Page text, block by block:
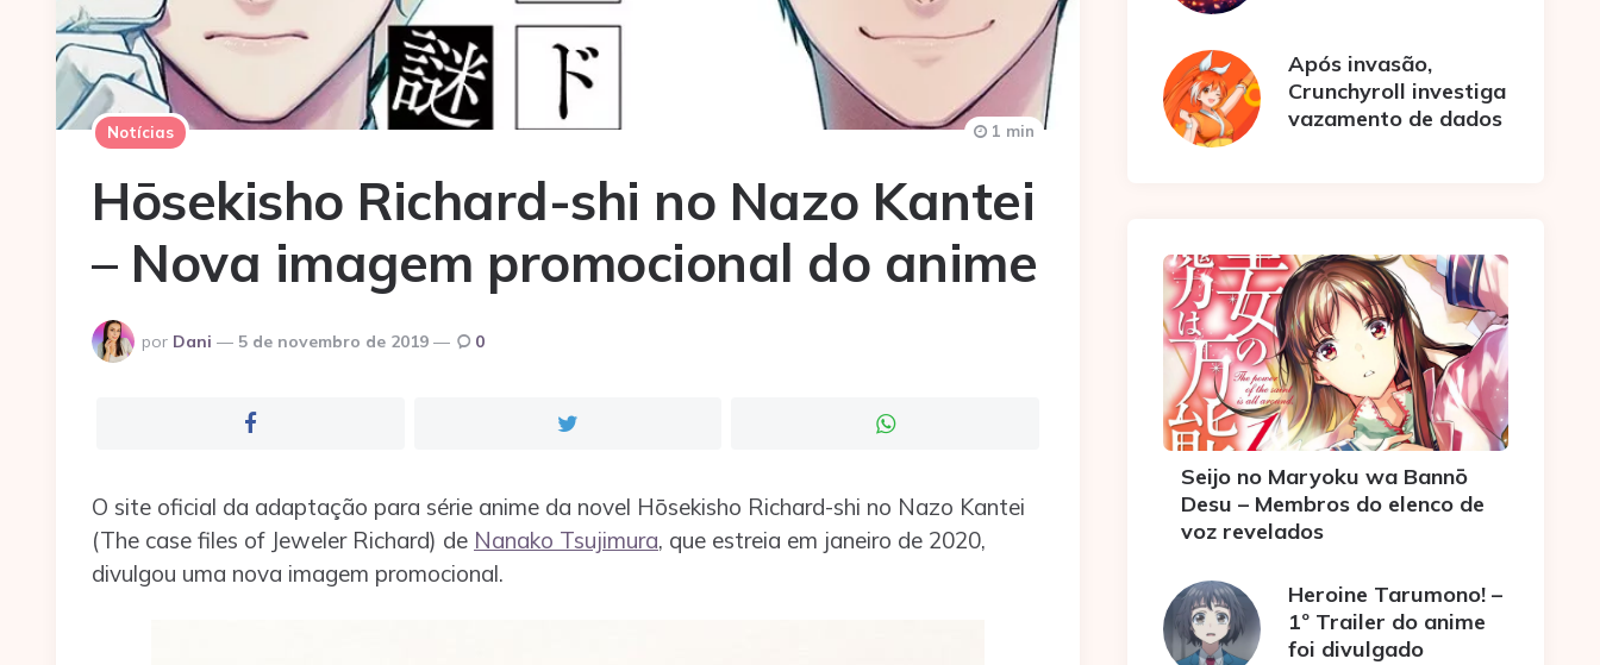
Notícias
Hōsekisho Richard-shi no Nazo Kantei
– Nova imagem promocional do anime
Postado
por
por Dani 5 de novembro de 2019 0
1 min
O site oficial da adaptação para série anime da novel Hōsekisho Richard-shi no Nazo Kantei
(The case files of Jeweler Richard) de Nanako Tsujimura, que estreia em janeiro de 2020,
divulgou uma nova imagem promocional.
Após invasão,
Crunchyroll investiga
vazamento de dados
Seijo no Maryoku wa Bannō
Desu – Membros do elenco de
voz revelados
Heroine Tarumono! –
1º Trailer do anime
foi divulgado